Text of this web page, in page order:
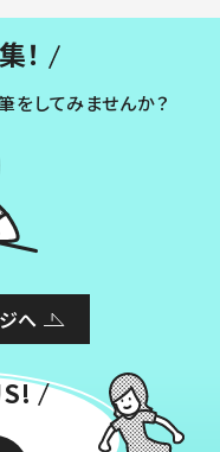
！
をしてみませんか？
へ